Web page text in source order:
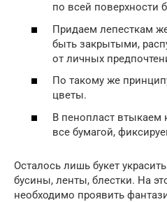
по всей поверхности
Придаем лепесткам
быть закрытыми,
от личных
По такому же
цветы.
В пенопласт втыкаем
все бумагой,
Осталось лишь букет
бусины, ленты, блестки. На
необходимо проявить